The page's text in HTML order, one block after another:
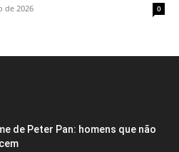
de 2026 0
de Peter Pan: homens que não